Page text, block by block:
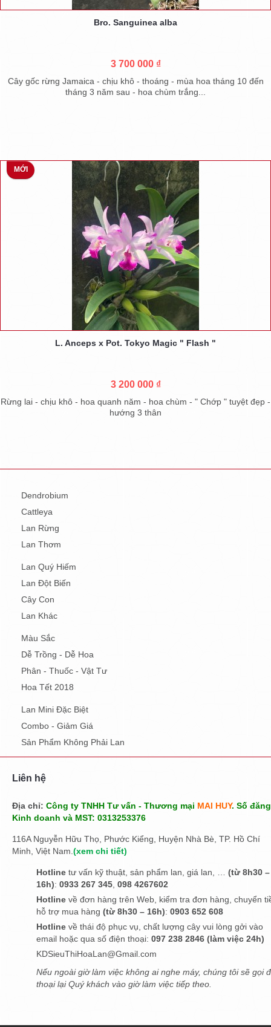
Bro. Sanguinea alba
3 700 000 ₫
Cây gốc rừng Jamaica - chịu khô - thoáng - mùa hoa tháng 10 đến
tháng 3 năm sau - hoa chùm trắng...
MỚI
L. Anceps x Pot. Tokyo Magic " Flash "
3 200 000 ₫
Rừng lai - chịu khô - hoa quanh năm - hoa chùm - " Chớp " tuyệt đẹp -
hướng 3 thân
Dendrobium
Cattleya
Lan Rừng
Lan Thơm
Lan Quý Hiếm
Lan Đột Biến
Cây Con
Lan Khác
Màu Sắc
Dễ Trồng - Dễ Hoa
Phân - Thuốc - Vật Tư
Hoa Tết 2018
Lan Mini Đặc Biệt
Combo - Giảm Giá
Sản Phẩm Không Phải Lan
Liên hệ
Địa chỉ: Công ty TNHH Tư vấn - Thương mại MAI HUY. Số
Kinh doanh và MST: 0313253376
116A Nguyễn Hữu Thọ, Phước Kiểng, Huyện Nhà Bè, TP. Hồ Chí
Minh, Việt Nam.(xem chi tiết)
Hotline tư vấn kỹ thuật, sản phẩm lan, giá lan, … (từ 8h30 –
16h): 0933 267 345, 098 4267602
Hotline về đơn hàng trên Web, kiểm tra đơn hàng, chuyển
hỗ trợ mua hàng (từ 8h30 – 16h): 0903 652 608
Hotline về thái độ phục vụ, chất lượng cây vui lòng gởi vào
email hoặc qua số điện thoại: 097 238 2846 (làm việc 24h)
KDSieuThiHoaLan@Gmail.com
Nếu ngoài giờ làm việc không ai nghe máy, chúng tôi sẽ gọi
thoại lại Quý khách vào giờ làm việc tiếp theo.